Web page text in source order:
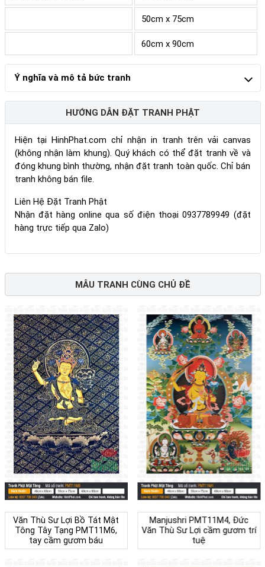
50cm x 75cm
60cm x 90cm
Ý nghĩa và mô tả bức tranh
HƯỚNG DẪN ĐẶT TRANH PHẬT
Hiện tại HinhPhat.com chỉ nhận in tranh trên vải canvas
(không nhận làm khung). Quý khách có thể đặt tranh về và
đóng khung bình thường, nhận đặt tranh toàn quốc. Chỉ bán
tranh không bán file.
Liên Hệ Đặt Tranh Phật
Nhận đặt hàng online qua số điện thoại 0937789949 (đặt
hàng trực tiếp qua Zalo)
MẪU TRANH CÙNG CHỦ ĐỀ
Văn Thù Sư Lợi Bồ Tát Mật
Tông Tây Tạng PMT11M6,
tay cầm gươm báu
Manjushri PMT11M4, Đức
Văn Thù Sư Lợi cầm gươm trí
tuệ